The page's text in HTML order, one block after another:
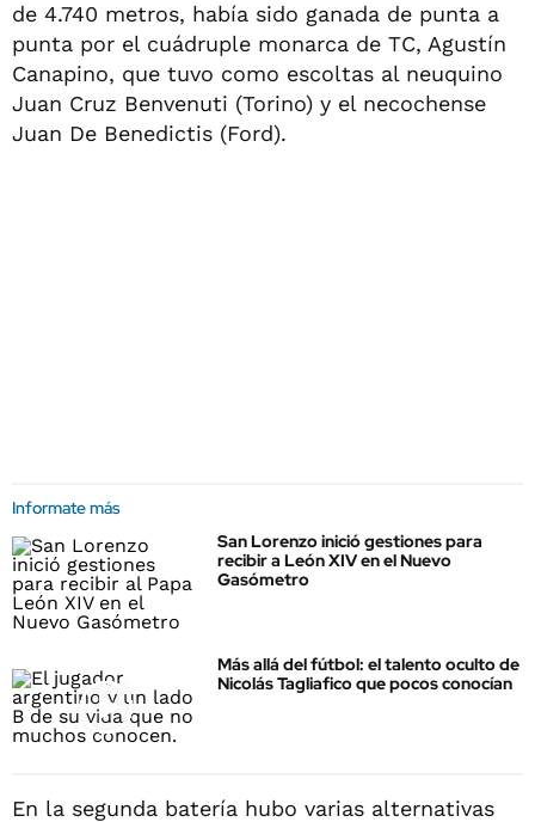
de 4.740 metros, había sido ganada de punta a
punta por el cuádruple monarca de TC, Agustín
Canapino, que tuvo como escoltas al neuquino
Juan Cruz Benvenuti (Torino) y el necochense
Juan De Benedictis (Ford).
Informate más
San Lorenzo inició gestiones para
recibir a León XIV en el Nuevo
Gasómetro
Más allá del fútbol: el talento oculto de
Nicolás Tagliafico que pocos conocían
En la segunda batería hubo varias alternativas